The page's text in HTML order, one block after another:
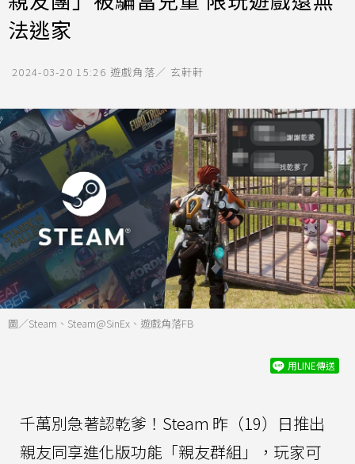
法逃家
2024-03-20 15:26 遊戲角落／ 玄軒軒
圖／Steam、Steam@SinEx、遊戲角落FB
用LINE傳送
千萬別急著認乾爹！Steam 昨（19）日推出
親友同享進化版功能「親友群組」，玩家可